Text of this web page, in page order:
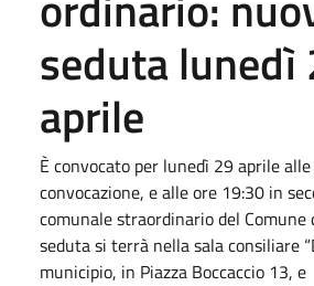
seduta lunedì
aprile
È convocato per lunedì 29 aprile
convocazione, e alle ore 19:30 in
comunale straordinario del Comune
seduta si terrà nella sala consiliare
municipio, in Piazza Boccaccio 13, e